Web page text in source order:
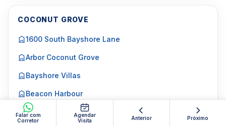
Falar com
Corretor
Agendar
Visita
Anterior Próximo
COCONUT GROVE
1600 South Bayshore Lane
Arbor Coconut Grove
Bayshore Villas
Beacon Harbour
Bellavista